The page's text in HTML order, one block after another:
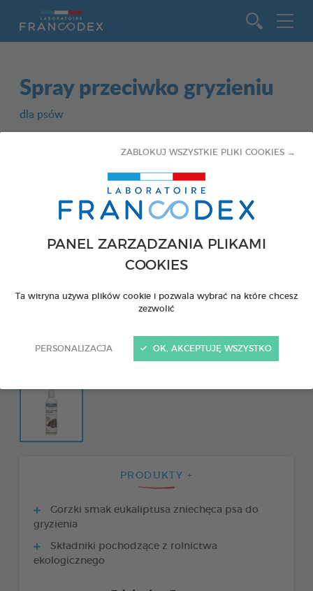
PANEL ZARZĄDZANIA PLIKAMI
COOKIES
Ta witryna używa plików cookie i pozwala wybrać na które chcesz
zezwolić
PERSONALIZACJA
ZABLOKUJ WSZYSTKIE PLIKI COOKIES →
OK, AKCEPTUJĘ WSZYSTKO
Spray przeciwko gryzieniu
dla psów
Kod 179129 - EAN : 3283021791295
PRODUKTY +
Gorzki smak eukaliptusa zniechęca psa do
gryzienia
Składniki pochodzące z rolnictwa
ekologicznego